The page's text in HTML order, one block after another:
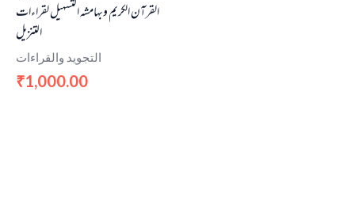
القرآن الكريم وبهامشه التسهيل لقراءات
التنزيل
التجويد والقراءات
₹1,000.00